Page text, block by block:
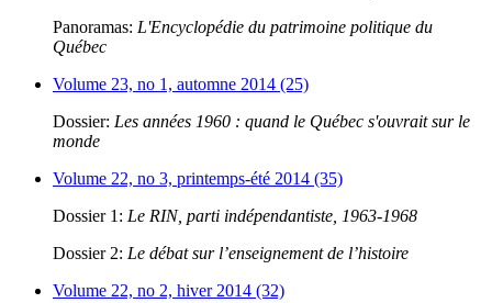
Panoramas: L'Encyclopédie du patrimoine politique du
Québec
Volume 23, no 1, automne 2014 (25)
Dossier: Les années 1960 : quand le Québec s'ouvrait sur le
monde
Volume 22, no 3, printemps-été 2014 (35)
Dossier 1: Le RIN, parti indépendantiste, 1963-1968
Dossier 2: Le débat sur l’enseignement de l’histoire
Volume 22, no 2, hiver 2014 (32)